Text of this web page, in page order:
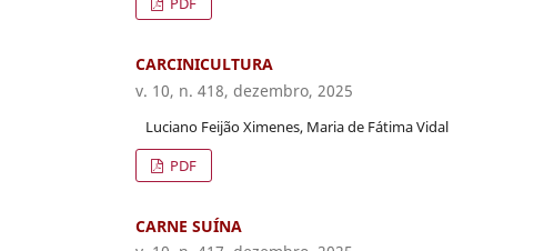
CARCINICULTURA
v. 10, n. 418, dezembro, 2025
Luciano Feijão Ximenes, Maria de Fátima Vidal
PDF
CARNE SUÍNA